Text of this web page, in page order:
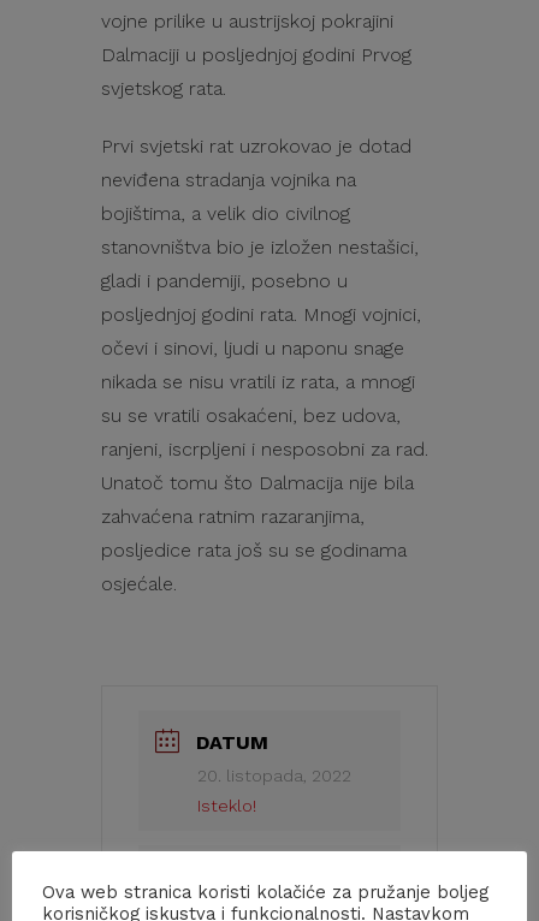
vojne prilike u austrijskoj pokrajini
Dalmaciji u posljednjoj godini Prvog
svjetskog rata.
Prvi svjetski rat uzrokovao je dotad
neviđena stradanja vojnika na
bojištima, a velik dio civilnog
stanovništva bio je izložen nestašici,
gladi i pandemiji, posebno u
posljednjoj godini rata. Mnogi vojnici,
očevi i sinovi, ljudi u naponu snage
nikada se nisu vratili iz rata, a mnogi
su se vratili osakaćeni, bez udova,
ranjeni, iscrpljeni i nesposobni za rad.
Unatoč tomu što Dalmacija nije bila
zahvaćena ratnim razaranjima,
posljedice rata još su se godinama
osjećale.
DATUM
20. listopada, 2022
Isteklo!
12:00 - 14:00
Ova web stranica koristi kolačiće za pružanje boljeg
korisničkog iskustva i funkcionalnosti. Nastavkom